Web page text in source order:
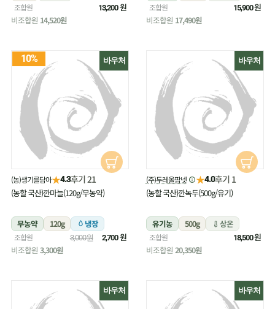
조합원 15,900원
비조합원 17,490원
조합원 13,200원
비조합원 14,520원
바우처
(주)두레올팜넷 ★4.0후기 1
(농할 국산)깐녹두(500g/유기)
유기농 500g 상온
조합원 18,500원
비조합원 20,350원
바우처
10%
(농)생기를담아★4.3후기 21
(농할 국산)깐마늘(120g/무농약)
무농약 120g 냉장
조합원 3,000원 2,700원
비조합원 3,300원
바우처
바우처